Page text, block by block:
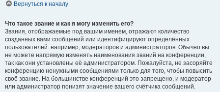
Вернуться к началу
Что такое звание и как я могу изменить его?
Звания, отображаемые под вашим именем, отражают количество
созданных вами сообщений или идентифицируют определённых
пользователей: например, модераторов и администраторов. Обычно вы
не можете напрямую изменять наименования званий на конференции,
так как они установлены её администратором. Пожалуйста, не засоряйте
конференцию ненужными сообщениями только для того, чтобы повысить
своё звание. На большинстве конференций это запрещено, и модератор
или администратор понизят значение вашего счётчика сообщений.